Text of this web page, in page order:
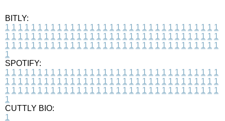
BITLY:
1 1 1 1 1 1 1 1 1 1 1 1 1 1 1 1 1 1 1 1 1 1 1 1 1 1 1 1 1 1 1 1 1
1 1 1 1 1 1 1 1 1 1 1 1 1 1 1 1 1 1 1 1 1 1 1 1 1 1 1 1 1 1 1 1 1
1 1 1 1 1 1 1 1 1 1 1 1 1 1 1 1 1 1 1 1 1 1 1 1 1 1 1 1 1 1 1 1 1
1
SPOTIFY:
1 1 1 1 1 1 1 1 1 1 1 1 1 1 1 1 1 1 1 1 1 1 1 1 1 1 1 1 1 1 1 1 1
1 1 1 1 1 1 1 1 1 1 1 1 1 1 1 1 1 1 1 1 1 1 1 1 1 1 1 1 1 1 1 1 1
1 1 1 1 1 1 1 1 1 1 1 1 1 1 1 1 1 1 1 1 1 1 1 1 1 1 1 1 1 1 1 1 1
1
CUTTLY BIO:
1